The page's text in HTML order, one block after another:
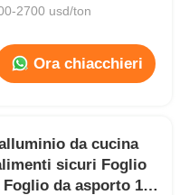
2700 usd/ton
Ora chiacchieri
da cucina
sicuri Foglio
da asporto 18-